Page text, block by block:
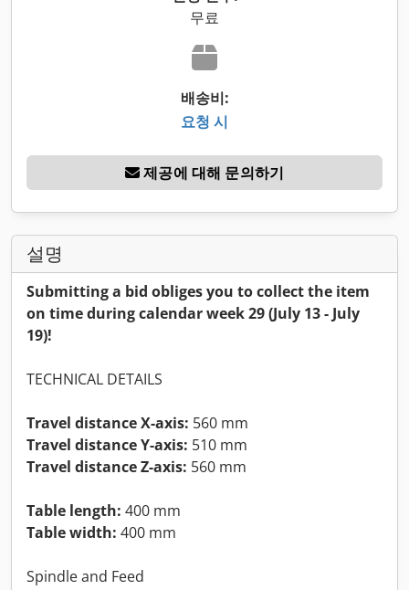
무료
배송비:
요청 시
제공에 대해 문의하기
설명
Submitting a bid obliges you to collect the item
on time during calendar week 29 (July 13 - July
19)!
TECHNICAL DETAILS
Travel distance X-axis: 560 mm
Travel distance Y-axis: 510 mm
Travel distance Z-axis: 560 mm
Table length: 400 mm
Table width: 400 mm
Spindle and Feed